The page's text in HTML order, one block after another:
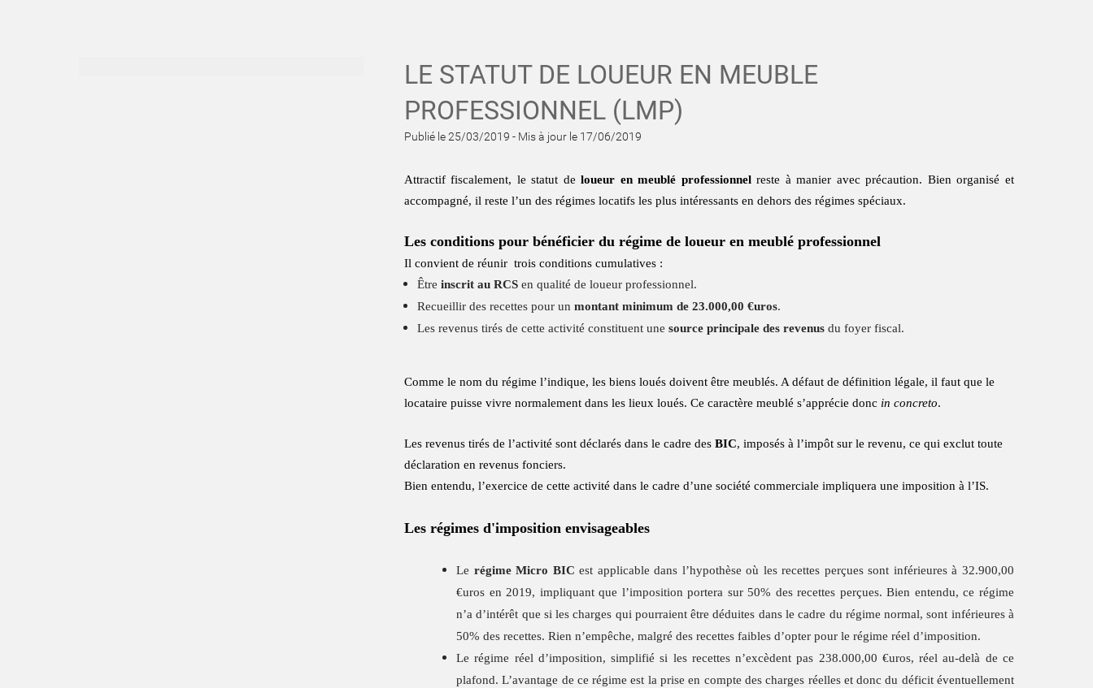
LE STATUT DE LOUEUR EN MEUBLE
PROFESSIONNEL (LMP)
Publié le 25/03/2019 - Mis à jour le 17/06/2019
Attractif fiscalement, le statut deloueur en meublé professionnelreste à manier avec précaution. Bien organisé et
accompagné, il reste l’un des régimes locatifs les plus intéressants en dehors des régimes spéciaux.
Les conditions pour bénéficier du régime de loueur en meublé professionnel
​​​​​​​Il convient de réunir trois conditions cumulatives :
Être inscrit au RCSen qualité de loueur professionnel.
Recueillir des recettes pour un montant minimum de 23.000,00 €uros.
Les revenus tirés de cette activité constituent une source principale des revenusdu foyer fiscal.
Comme le nom du régime l’indique, les biens loués doivent être meublés. A défaut de définition légale, il faut que le
locataire puisse vivre normalement dans les lieux loués. Ce caractère meublé s’apprécie donc in concreto.
Les revenus tirés de l’activité sont déclarés dans le cadre des BIC, imposés à l’impôt sur le revenu, ce qui exclut toute
déclaration en revenus fonciers.
Bien entendu, l’exercice de cette activité dans le cadre d’une société commerciale impliquera une imposition à l’IS.
Les régimes d'imposition envisageables
Le régime Micro BIC est applicable dans l’hypothèse où les recettes perçues sont inférieures à 32.900,00
€uros en 2019, impliquant que l’imposition portera sur 50% des recettes perçues. Bien entendu, ce régime
n’a d’intérêt que si les charges qui pourraient être déduites dans le cadre du régime normal, sont inférieures à
50% des recettes. Rien n’empêche, malgré des recettes faibles d’opter pour le régime réel d’imposition.
Le régime réel d’imposition, simplifié si les recettes n’excèdent pas 238.000,00 €uros, réel au-delà de ce
plafond. L’avantage de ce régime est la prise en compte des charges réelles et donc du déficit éventuellement